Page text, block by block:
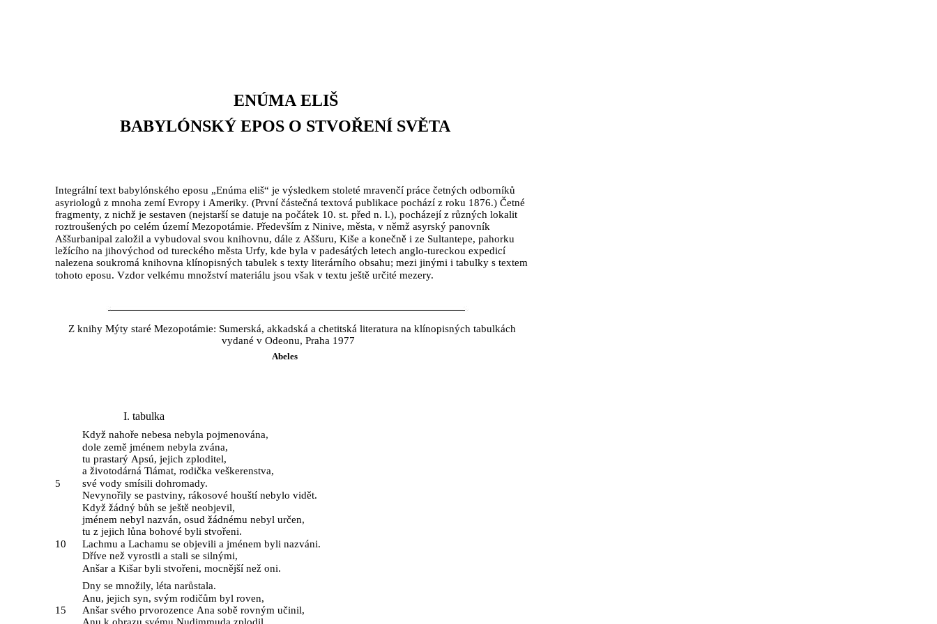
ENÚMA ELIŠ
BABYLÓNSKÝ EPOS O STVOŘENÍ SVĚTA
Integrální text babylónského eposu „Enúma eliš“ je výsledkem stoleté mravenčí práce četných odborníků
asyriologů z mnoha zemí Evropy i Ameriky. (První částečná textová publikace pochází z roku 1876.) Četné
fragmenty, z nichž je sestaven (nejstarší se datuje na počátek 10. st. před n. l.), pocházejí z různých lokalit
roztroušených po celém území Mezopotámie. Především z Ninive, města, v němž asyrský panovník
Aššurbanipal založil a vybudoval svou knihovnu, dále z Aššuru, Kiše a konečně i ze Sultantepe, pahorku
ležícího na jihovýchod od tureckého města Urfy, kde byla v padesátých letech anglo-tureckou expedicí
nalezena soukromá knihovna klínopisných tabulek s texty literárního obsahu; mezi jinými i tabulky s textem
tohoto eposu. Vzdor velkému množství materiálu jsou však v textu ještě určité mezery.
Z knihy Mýty staré Mezopotámie: Sumerská, akkadská a chetitská literatura na klínopisných tabulkách
vydané v Odeonu, Praha 1977
Abeles
I. tabulka
Když nahoře nebesa nebyla pojmenována,
dole země jménem nebyla zvána,
tu prastarý Apsú, jejich zploditel,
a životodárná Tiámat, rodička veškerenstva,
5
své vody smísili dohromady.
Nevynořily se pastviny, rákosové houští nebylo vidět.
Když žádný bůh se ještě neobjevil,
jménem nebyl nazván, osud žádnému nebyl určen,
tu z jejich lůna bohové byli stvořeni.
10
Lachmu a Lachamu se objevili a jménem byli nazváni.
Dříve než vyrostli a stali se silnými,
Anšar a Kišar byli stvořeni, mocnější než oni.
Dny se množily, léta narůstala.
Anu, jejich syn, svým rodičům byl roven,
15
Anšar svého prvorozence Ana sobě rovným učinil,